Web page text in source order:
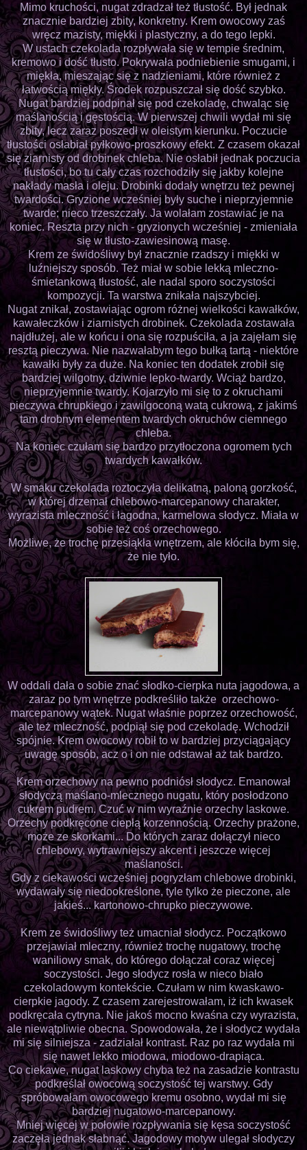
Mimo kruchości, nugat zdradzał też tłustość. Był jednak
znacznie bardziej zbity, konkretny. Krem owocowy zaś
wręcz mazisty, miękki i plastyczny, a do tego lepki.
W ustach czekolada rozpływała się w tempie średnim,
kremowo i dość tłusto. Pokrywała podniebienie smugami, i
miękła, mieszając się z nadzieniami, które również z
łatwością miękły. Środek rozpuszczał się dość szybko.
Nugat bardziej podpinał się pod czekoladę, chwaląc się
maślanością i gęstością. W pierwszej chwili wydał mi się
zbity, lecz zaraz poszedł w oleistym kierunku. Poczucie
tłustości osłabiał pyłkowo-proszkowy efekt. Z czasem okazał
się ziarnisty od drobinek chleba. Nie osłabił jednak poczucia
tłustości, bo tu cały czas rozchodziły się jakby kolejne
nakłady masła i oleju. Drobinki dodały wnętrzu też pewnej
twardości. Gryzione wcześniej były suche i nieprzyjemnie
twarde; nieco trzeszczały. Ja wolałam zostawiać je na
koniec. Reszta przy nich - gryzionych wcześniej - zmieniała
się w tłusto-zawiesinową masę.
Krem ze świdośliwy był znacznie rzadszy i miękki w
luźniejszy sposób. Też miał w sobie lekką mleczno-
śmietankową tłustość, ale nadal sporo soczystości
kompozycji. Ta warstwa znikała najszybciej.
Nugat znikał, zostawiając ogrom różnej wielkości kawałków,
kawałeczków i ziarnistych drobinek. Czekolada zostawała
najdłużej, ale w końcu i ona się rozpuściła, a ja zajęłam się
resztą pieczywa. Nie nazwałabym tego bułką tartą - niektóre
kawałki były za duże. Na koniec ten dodatek zrobił się
bardziej wilgotny, dziwnie lepko-twardy. Wciąż bardzo,
nieprzyjemnie twardy. Kojarzyło mi się to z okruchami
pieczywa chrupkiego i zawilgoconą watą cukrową, z jakimś
tam drobnym elementem twardych okruchów ciemnego
chleba.
Na koniec czułam się bardzo przytłoczona ogromem tych
twardych kawałków.
W smaku czekolada roztoczyła delikatną, paloną gorzkość,
w której drzemał chlebowo-marcepanowy charakter,
wyrazista mleczność i łagodna, karmelowa słodycz. Miała w
sobie też coś orzechowego.
Możliwe, że trochę przesiąkła wnętrzem, ale kłóciła bym się,
że nie tyło.
W oddali dała o sobie znać słodko-cierpka nuta jagodowa, a
zaraz po tym wnętrze podkreśliło także orzechowo-
marcepanowy wątek. Nugat właśnie poprzez orzechowość,
ale też mleczność, podpiął się pod czekoladę. Wchodził
spójnie. Krem owocowy robił to w bardziej przyciągający
uwagę sposób, acz o i on nie odstawał aż tak bardzo.
Krem orzechowy na pewno podniósł słodycz. Emanował
słodyczą maślano-mlecznego nugatu, który posłodzono
cukrem pudrem. Czuć w nim wyraźnie orzechy laskowe.
Orzechy podkręcone ciepłą korzennością. Orzechy prażone,
może ze skorkami... Do których zaraz dołączył nieco
chlebowy, wytrawniejszy akcent i jeszcze więcej
maślaności.
Gdy z ciekawości wcześniej pogryzłam chlebowe drobinki,
wydawały się niedookreślone, tyle tylko że pieczone, ale
jakieś... kartonowo-chrupko pieczywowe.
Krem ze świdośliwy też umacniał słodycz. Początkowo
przejawiał mleczny, również trochę nugatowy, trochę
waniliowy smak, do którego dołączał coraz więcej
soczystości. Jego słodycz rosła w nieco biało
czekoladowym kontekście. Czułam w nim kwaskawo-
cierpkie jagody. Z czasem zarejestrowałam, iż ich kwasek
podkręcała cytryna. Nie jakoś mocno kwaśna czy wyrazista,
ale niewątpliwie obecna. Spowodowała, że i słodycz wydała
mi się silniejsza - zadziałał kontrast. Raz po raz wydała mi
się nawet lekko miodowa, miodowo-drapiąca.
Co ciekawe, nugat laskowy chyba też na zasadzie kontrastu
podkreślał owocową soczystość tej warstwy. Gdy
spróbowałam owocowego kremu osobno, wydał mi się
bardziej nugatowo-marcepanowy.
Mniej więcej w połowie rozpływania się kęsa soczystość
zaczęła jednak słabnąć. Jagodowy motyw ulegał słodyczy